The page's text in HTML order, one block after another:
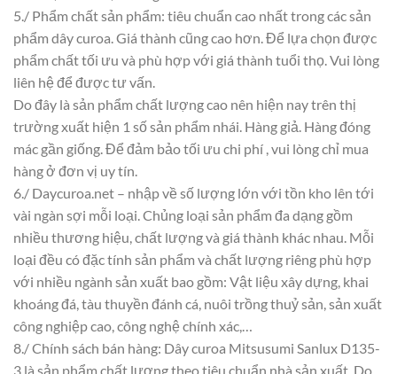
5./ Phẩm chất sản phẩm: tiêu chuẩn cao nhất trong các sản
phẩm dây curoa. Giá thành cũng cao hơn. Để lựa chọn được
phẩm chất tối ưu và phù hợp với giá thành tuổi thọ. Vui lòng
liên hệ để được tư vấn.
Do đây là sản phẩm chất lượng cao nên hiện nay trên thị
trường xuất hiện 1 số sản phẩm nhái. Hàng giả. Hàng đóng
mác gần giống. Để đảm bảo tối ưu chi phí , vui lòng chỉ mua
hàng ở đơn vị uy tín.
6./ Daycuroa.net – nhập về số lượng lớn với tồn kho lên tới
vài ngàn sợi mỗi loại. Chủng loại sản phẩm đa dạng gồm
nhiều thương hiệu, chất lượng và giá thành khác nhau. Mỗi
loại đều có đặc tính sản phẩm và chất lượng riêng phù hợp
với nhiều ngành sản xuất bao gồm: Vật liệu xây dựng, khai
khoáng đá, tàu thuyền đánh cá, nuôi trồng thuỷ sản, sản xuất
công nghiệp cao, công nghệ chính xác,…
8./ Chính sách bán hàng: Dây curoa Mitsusumi Sanlux D135-
3 là sản phẩm chất lượng theo tiêu chuẩn nhà sản xuất. Do